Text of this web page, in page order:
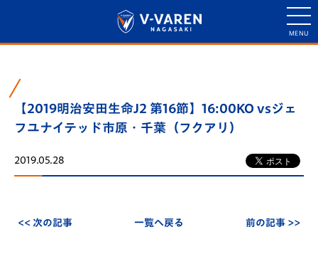
【2019明治安田生命J2 第16節】16:00KO vsジェ
フユナイテッド市原・千葉（フクアリ）
2019.05.28
<< 次の記事 一覧へ戻る 前の記事 >>